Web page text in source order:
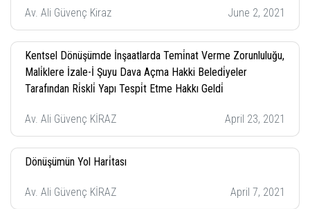
Av. Ali Güvenç Kiraz June 2, 2021
Kentsel Dönüşümde İnşaatlarda Temi̇nat Verme Zorunluluğu,
Mali̇klere İzale-İ Şuyu Dava Açma Hakki Beledi̇yeler
Tarafından Ri̇skli̇ Yapı Tespi̇t Etme Hakkı Geldi̇
Av. Ali Güvenç KİRAZ April 23, 2021
Dönüşümün Yol Hari̇tası
Av. Ali Güvenç KİRAZ April 7, 2021